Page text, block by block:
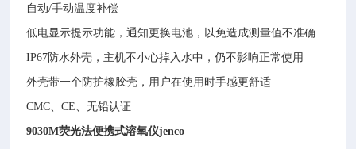
自动/手动温度补偿
低电显示提示功能，通知更换电池，以免造成测量值不准确
IP67防水外壳，主机不小心掉入水中，仍不影响正常使用
外壳带一个防护橡胶壳，用户在使用时手感更舒适
CMC、CE、无铅认证
9030M荧光法便携式溶氧仪jenco